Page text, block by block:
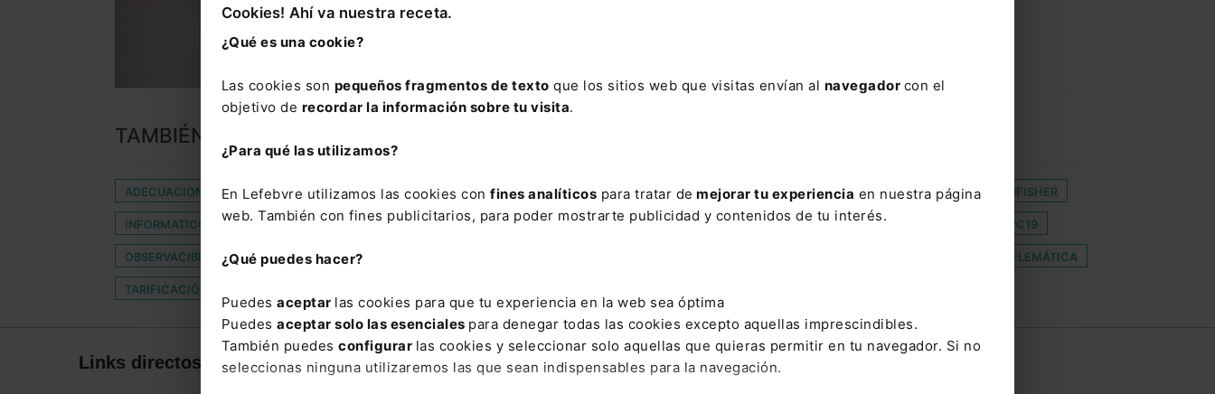
Cookies! Ahí va nuestra receta.
¿Qué es una cookie?
Las cookies son pequeños fragmentos de texto que los sitios web que visitas envían al navegador con el
objetivo de recordar la información sobre tu visita.
¿Para qué las utilizamos?
En Lefebvre utilizamos las cookies con fines analíticos para tratar de mejorar tu experiencia en nuestra página
web. También con fines publicitarios, para poder mostrarte publicidad y contenidos de tu interés.
¿Qué puedes hacer?
Puedes aceptar las cookies para que tu experiencia en la web sea óptima
Puedes aceptar solo las esenciales para denegar todas las cookies excepto aquellas imprescindibles.
También puedes configurar las cookies y seleccionar solo aquellas que quieras permitir en tu navegador. Si no
seleccionas ninguna utilizaremos las que sean indispensables para la navegación.
TAMBIÉN TE PUEDE INTERESAR
ADECUACION ANCHA FIJA AYUDA PÚBLICA CAMPAÑA DE APOYO CORREIA DERECHO AL HONOR EMPLEADOS NOTARÍA FIELDFISHER
INFORMATICO INTENET INTERÉS USURARIO JUBILACIÓN ANTICIPADA M A MASCAREÑAS MATRIMONIAL MWC19
OBSERVACIBER PRECARIO PROPAGANDA ELECTORAL SOLICITUD TELEMÁTICA
TARIFICACIÓN ADICIONAL
Links directos Corporativo Otras webs de Lefebvre